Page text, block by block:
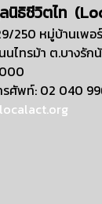
นิธิชีวิตไท
250 หมู่บ้านเพอ
นไทรม้า ต.บางรัก
รศัพท์: 02 040